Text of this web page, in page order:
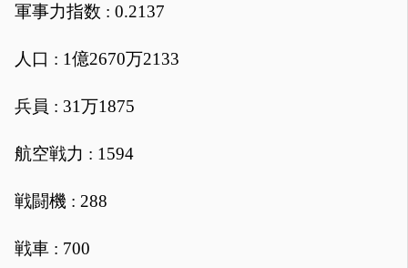
軍事力指数 : 0.2137
人口 : 1億2670万2133
兵員 : 31万1875
航空戦力 : 1594
戦闘機 : 288
戦車 : 700